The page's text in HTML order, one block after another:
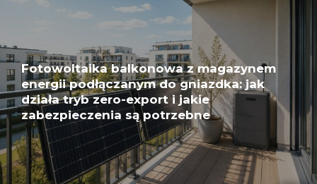
Fotowoltaika balkonowa z magazynem
energii podłączanym do gniazdka: jak
działa tryb zero-export i jakie
zabezpieczenia są potrzebne